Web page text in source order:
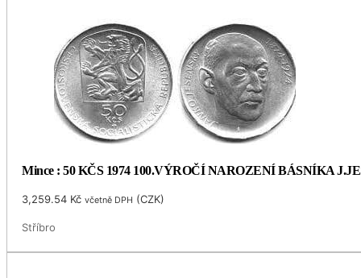
Mince : 50 KČS 1974 100.VÝROČÍ NAROZENÍ BÁSNÍKA
3,259.54 Kč včetně DPH (CZK)
Stříbro